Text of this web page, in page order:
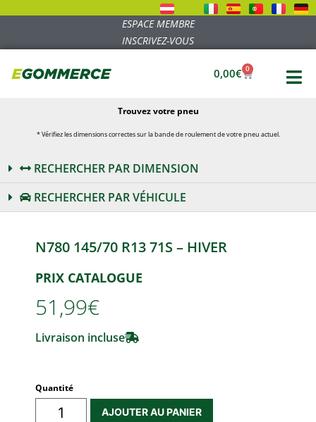
ESPACE MEMBRE
INSCRIVEZ-VOUS
0,00€ 0
Trouvez votre pneu
* Vérifiez les dimensions correctes sur la bande de roulement de votre pneu actuel.
RECHERCHER PAR DIMENSION
RECHERCHER PAR VÉHICULE
N780 145/70 R13 71S – HIVER
PRIX CATALOGUE
51,99€
Livraison incluse
Quantité
AJOUTER AU PANIER